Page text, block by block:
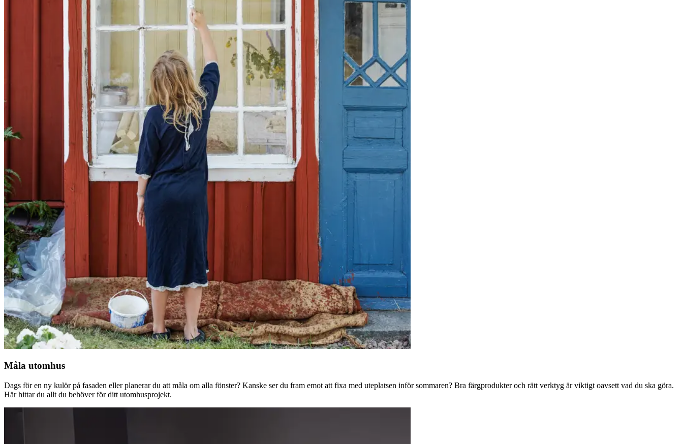
Måla utomhus
Dags för en ny kulör på fasaden eller planerar du att måla om alla fönster? Kanske ser du fram emot att fixa med uteplatsen inför sommaren? Bra färgprodukter och rätt verktyg är viktigt oavsett vad du ska göra.
Här hittar du allt du behöver för ditt utomhusprojekt.